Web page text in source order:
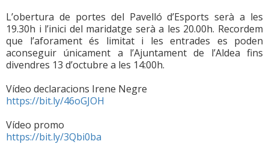
L’obertura de portes del Pavelló d’Esports serà a les
19.30h i l’inici del maridatge serà a les 20.00h. Recordem
que l’aforament és limitat i les entrades es poden
aconseguir únicament a l’Ajuntament de l’Aldea fins
divendres 13 d’octubre a les 14:00h.
Vídeo declaracions Irene Negre
https://bit.ly/46oGJOH
Vídeo promo
https://bit.ly/3Qbi0ba